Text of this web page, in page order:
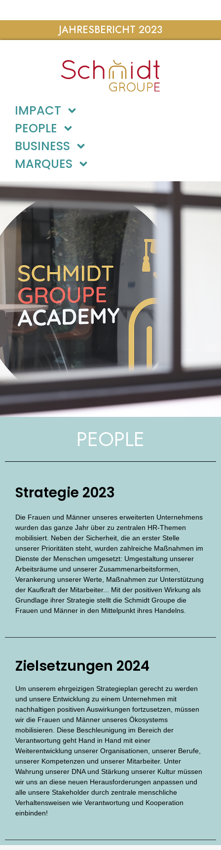
JAHRESBERICHT 2023
IMPACT
PEOPLE
BUSINESS
MARQUES
PEOPLE
Strategie 2023
Die Frauen und Männer unseres erweiterten Unternehmens
wurden das ganze Jahr über zu zentralen HR-Themen
mobilisiert. Neben der Sicherheit, die an erster Stelle
unserer Prioritäten steht, wurden zahlreiche Maßnahmen im
Dienste der Menschen umgesetzt: Umgestaltung unserer
Arbeitsräume und unserer Zusammenarbeitsformen,
Verankerung unserer Werte, Maßnahmen zur Unterstützung
der Kaufkraft der Mitarbeiter... Mit der positiven Wirkung als
Grundlage ihrer Strategie stellt die Schmidt Groupe die
Frauen und Männer in den Mittelpunkt ihres Handelns.
Zielsetzungen 2024
Um unserem ehrgeizigen Strategieplan gerecht zu werden
und unsere Entwicklung zu einem Unternehmen mit
nachhaltigen positiven Auswirkungen fortzusetzen, müssen
wir die Frauen und Männer unseres Ökosystems
mobilisieren. Diese Beschleunigung im Bereich der
Verantwortung geht Hand in Hand mit einer
Weiterentwicklung unserer Organisationen, unserer Berufe,
unserer Kompetenzen und unserer Mitarbeiter. Unter
Wahrung unserer DNA und Stärkung unserer Kultur müssen
wir uns an diese neuen Herausforderungen anpassen und
alle unsere Stakeholder durch zentrale menschliche
Verhaltensweisen wie Verantwortung und Kooperation
einbinden!